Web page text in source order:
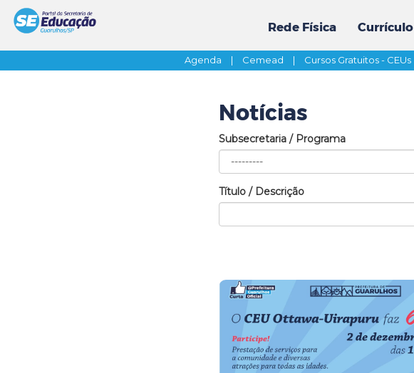
Rede Física Currículo
Agenda | Cemead | Cursos Gratuitos - CEUs
Notícias
Subsecretaria / Programa
Título / Descrição